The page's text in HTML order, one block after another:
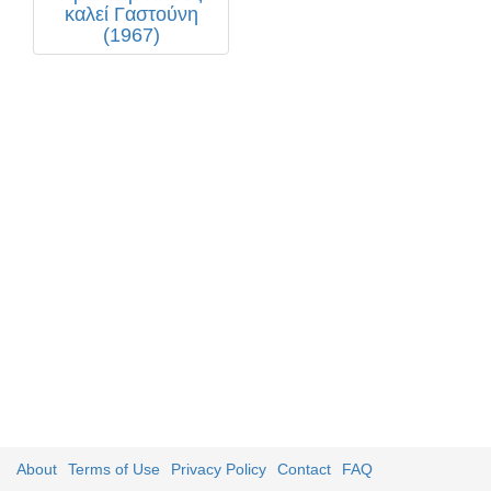
καλεί Γαστούνη
(1967)
About Terms of Use Privacy Policy Contact FAQ